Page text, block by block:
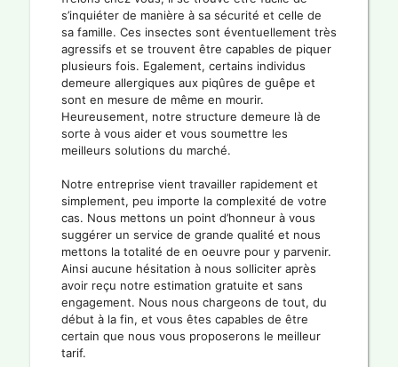
s’inquiéter de manière à sa sécurité et celle de
sa famille. Ces insectes sont éventuellement très
agressifs et se trouvent être capables de piquer
plusieurs fois. Egalement, certains individus
demeure allergiques aux piqûres de guêpe et
sont en mesure de même en mourir.
Heureusement, notre structure demeure là de
sorte à vous aider et vous soumettre les
meilleurs solutions du marché.
Notre entreprise vient travailler rapidement et
simplement, peu importe la complexité de votre
cas. Nous mettons un point d’honneur à vous
suggérer un service de grande qualité et nous
mettons la totalité de en oeuvre pour y parvenir.
Ainsi aucune hésitation à nous solliciter après
avoir reçu notre estimation gratuite et sans
engagement. Nous nous chargeons de tout, du
début à la fin, et vous êtes capables de être
certain que nous vous proposerons le meilleur
tarif.